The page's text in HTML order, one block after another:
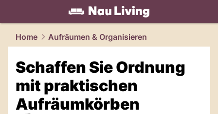
living.NAU.ch
Home Aufräumen & Organisieren
Schaffen Sie Ordnung
mit praktischen
Aufräumkörben